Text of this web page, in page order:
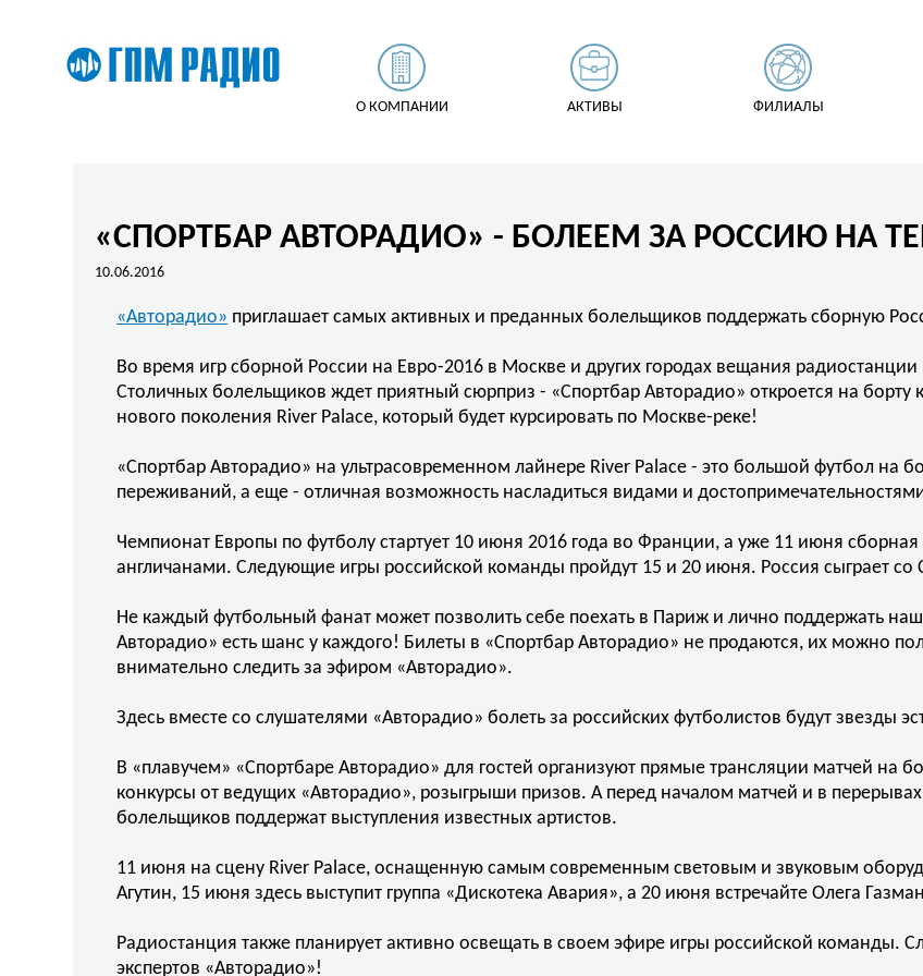
О КОМПАНИИ АКТИВЫ ФИЛИАЛЫ
«СПОРТБАР АВТОРАДИО» - БОЛЕЕМ ЗА РОССИЮ НА
10.06.2016
«Авторадио» приглашает самых активных и преданных болельщиков поддержать сборную
Во время игр сборной России на Евро-2016 в Москве и других городах вещания
Столичных болельщиков ждет приятный сюрприз - «Спортбар Авторадио» откроется на борту
нового поколения River Palace, который будет курсировать по Москве-реке!
«Спортбар Авторадио» на ультрасовременном лайнере River Palace - это большой футбол на
переживаний, а еще - отличная возможность насладиться видами и
Чемпионат Европы по футболу стартует 10 июня 2016 года во Франции, а уже 11 июня сборная
англичанами. Следующие игры российской команды пройдут 15 и 20 июня. Россия сыграет со
Не каждый футбольный фанат может позволить себе поехать в Париж и лично поддержать
Авторадио» есть шанс у каждого! Билеты в «Спортбар Авторадио» не продаются, их можно
внимательно следить за эфиром «Авторадио».
Здесь вместе со слушателями «Авторадио» болеть за российских футболистов будут звезды
В «плавучем» «Спортбаре Авторадио» для гостей организуют прямые трансляции матчей на
конкурсы от ведущих «Авторадио», розыгрыши призов. А перед началом матчей и в
болельщиков поддержат выступления известных артистов.
11 июня на сцену River Palace, оснащенную самым современным световым и звуковым
Агутин, 15 июня здесь выступит группа «Дискотека Авария», а 20 июня встречайте Олега
Радиостанция также планирует активно освещать в своем эфире игры российской команды.
экспертов «Авторадио»!